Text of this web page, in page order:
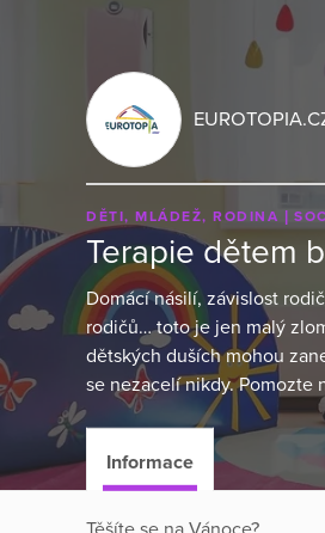
DĚTI, MLÁDEŽ, RODINA
Terapie dětem
Domácí násilí, závislost
rodičů… toto je jen malý
dětských duších mohou
se nezacelí nikdy. Pomozte
Informace